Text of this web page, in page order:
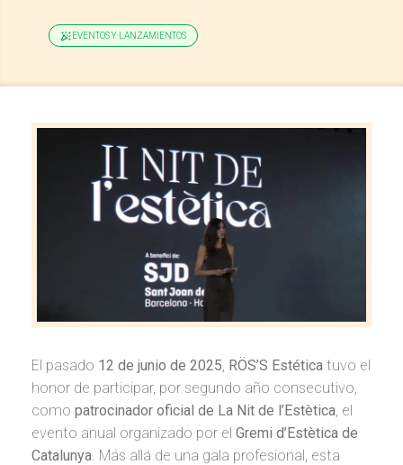
EVENTOS Y LANZAMIENTOS
El pasado 12 de junio de 2025, RÖS’S Estética tuvo el
honor de participar, por segundo año consecutivo,
como patrocinador oficial de La Nit de l’Estètica, el
evento anual organizado por el Gremi d’Estètica de
Catalunya. Más allá de una gala profesional, esta